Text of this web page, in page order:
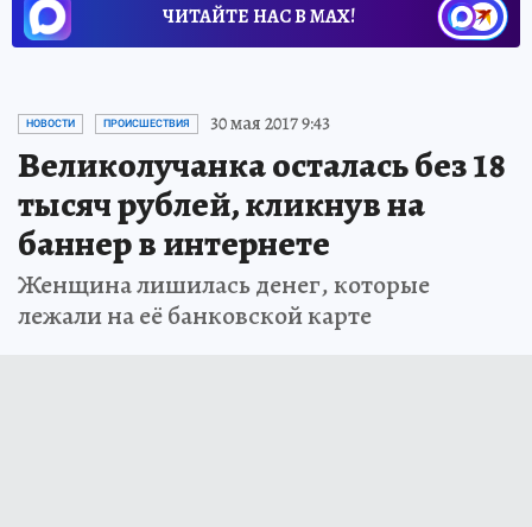
ЧИТАЙТЕ НАС В МАХ!
НОВОСТИ ПРОИСШЕСТВИЯ 30 мая 2017 9:43
Великолучанка осталась без 18
тысяч рублей, кликнув на
баннер в интернете
Женщина лишилась денег, которые
лежали на её банковской карте